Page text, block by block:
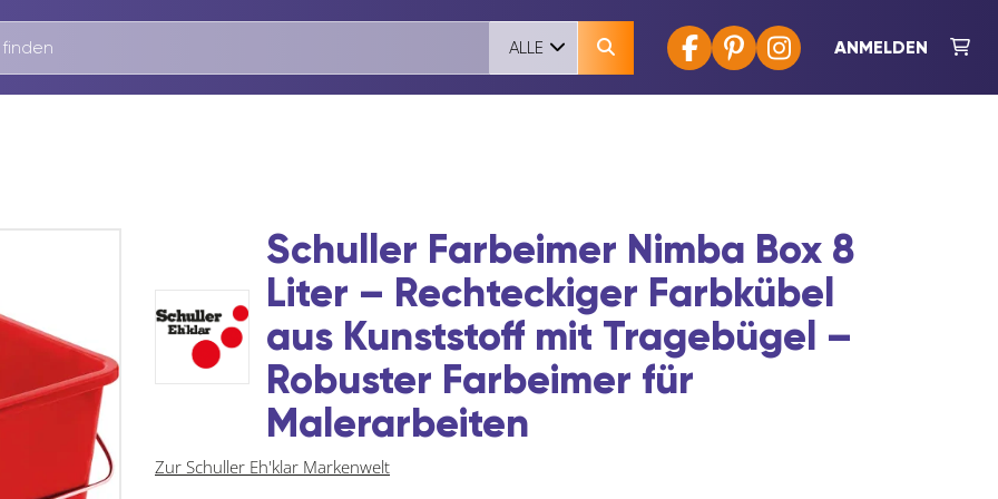
ANMELDEN
ALLE
Schuller Farbeimer Nimba Box 8
Liter – Rechteckiger Farbkübel
aus Kunststoff mit Tragebügel –
Robuster Farbeimer für
Malerarbeiten
Zur Schuller Eh'klar Markenwelt